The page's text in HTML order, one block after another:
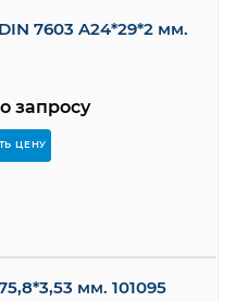
7603 A24*29*2 мм.
запросу
ЦЕНУ
мм. 101095